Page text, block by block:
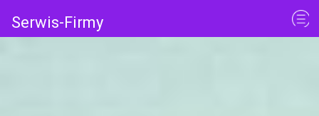
Serwis-Firmy